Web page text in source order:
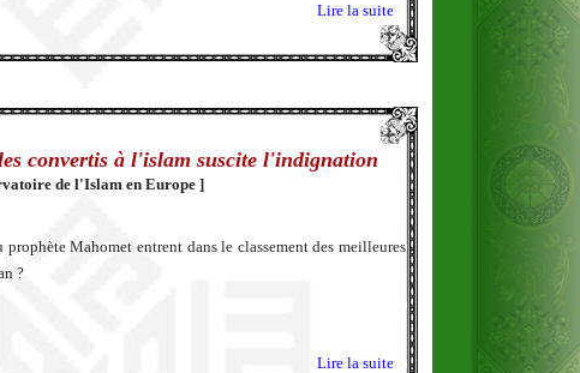
Lire la suite
convertis à l'islam suscite l'indignation
de l'Islam en Europe ]
Mahomet entrent dans le classement des meilleures
?
Lire la suite